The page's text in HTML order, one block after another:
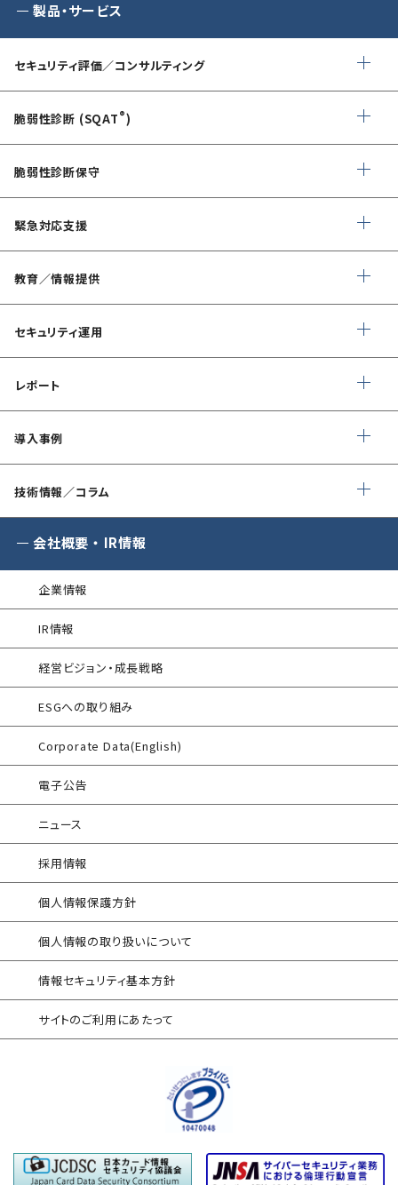
製品・サービス
セキュリティ評価／コンサルティング
情報セキュリティ・アドバイザリ
AIサービス提供者・利用者向け
サイバーセキュリティ対策支援
CSIRT構築／運用支援
インシデント初動対応準備支援
Shift Left コンサルティング
金融庁ガイドライン準拠対応支援サービス
電気事業者向け サイバーセキュリティ
プレリミナリーサーベイ
インシデント対応訓練
インシデント対応訓練シミュレーター
情報セキュリティリスクアセスメント
FISCガイドライン準拠対応支援サービス
地方公共団体向け 情報セキュリティ
セルフアセスメント
産業制御システム向けリスクアセスメント
EC加盟店様向け セキュリティ・チェックリスト
対応アセスメントサービス
自己問診型 テレワーク環境
情報セキュリティアセスメント
情報セキュリティ
自己点検アンケートサービス
情報セキュリティアセスメント
ネットワーク機器設定評価
データベース設定評価
脆弱性診断 (SQAT®)
Webアプリケーション・API脆弱性診断
ネットワーク脆弱性診断
IoTセキュリティ診断
クラウドセキュリティ設定診断
アタックサーフェス調査
脆弱性診断保守
デイリー自動脆弱性診断
WEBサイトコンテンツ改ざん検知
緊急対応支援
デジタルフォレンジック
緊急対応
教育／情報提供
セキュリスト（SecuriST）
（セキュリティエンジニア養成講座）
企業向けセキュリティ訓練
標的型攻撃メール訓練
脆弱性情報提供
セキュリティ運用
マネージドセキュリティサービス (MSS)
Managed Security Service for AWS
WAF運用
G-MDR
SIEM運用／分析
エンドポイントセキュリティ EDR-MSS
Security-First Aidサービス
セキュアメール
®
AAMS 添付ファイル自動分離サービス
サイバープロテクション（CP）
レポート
SQAT® セキュリティレポート
SQAT® 情報セキュリティ瓦版
導入事例
技術情報／コラム
会社概要 ・ IR情報
企業情報
IR情報
経営ビジョン・成長戦略
ESGへの取り組み
Corporate Data(English)
電子公告
ニュース
採用情報
個人情報保護方針
個人情報の取り扱いについて
情報セキュリティ基本方針
サイトのご利用にあたって